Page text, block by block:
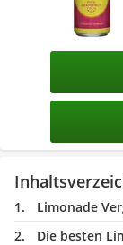
Limonade
Die besten